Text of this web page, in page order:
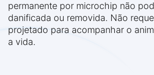
permanente por microchip não
danificada ou removida. Não
projetado para acompanhar o
a vida.